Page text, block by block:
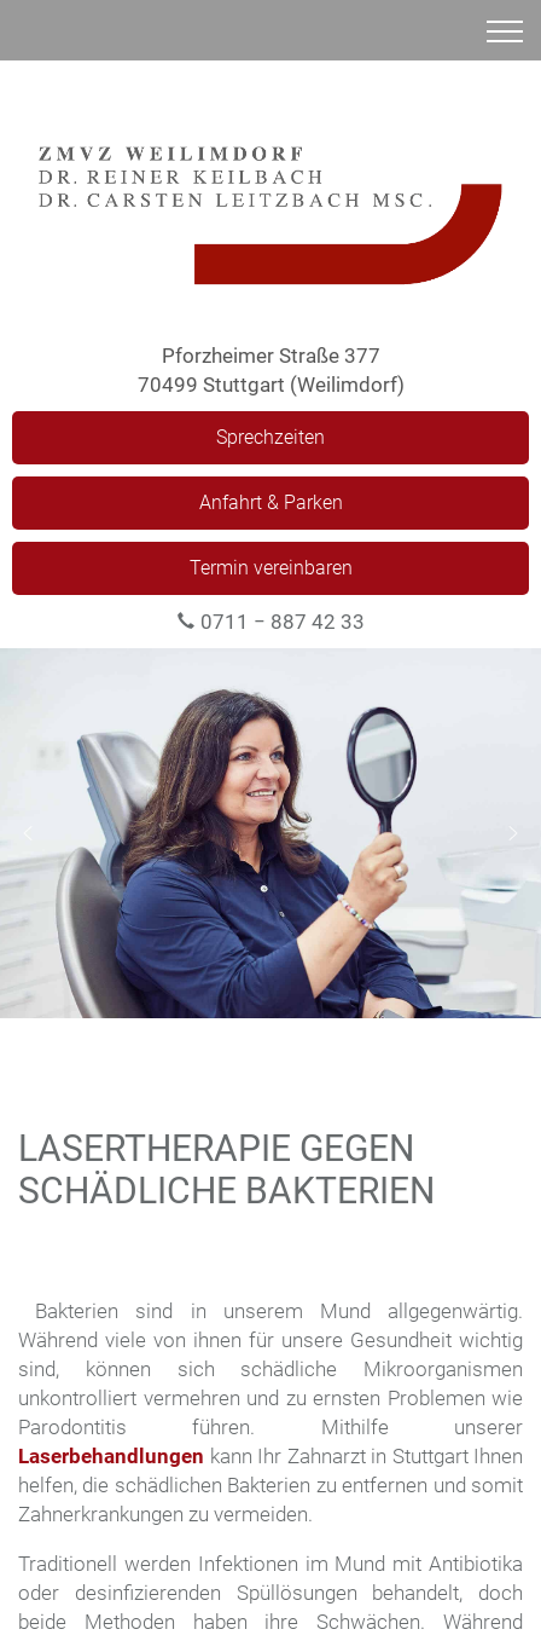
Pforzheimer Straße 377
70499 Stuttgart (Weilimdorf)
Sprechzeiten
Anfahrt & Parken
Termin vereinbaren
0711 − 887 42 33
LASERTHERAPIE GEGEN
SCHÄDLICHE BAKTERIEN
Bakterien sind in unserem Mund allgegenwärtig.
Während viele von ihnen für unsere Gesundheit wichtig
sind, können sich schädliche Mikroorganismen
unkontrolliert vermehren und zu ernsten Problemen wie
Parodontitis führen. Mithilfe unserer
Laserbehandlungen kann Ihr Zahnarzt in Stuttgart Ihnen
helfen, die schädlichen Bakterien zu entfernen und somit
Zahnerkrankungen zu vermeiden.
Traditionell werden Infektionen im Mund mit Antibiotika
oder desinfizierenden Spüllösungen behandelt, doch
beide Methoden haben ihre Schwächen. Während